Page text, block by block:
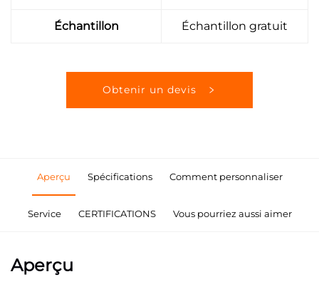
Échantillon Échantillon gratuit
Obtenir un devis
Aperçu Spécifications Comment personnaliser
Service CERTIFICATIONS Vous pourriez aussi aimer
Aperçu